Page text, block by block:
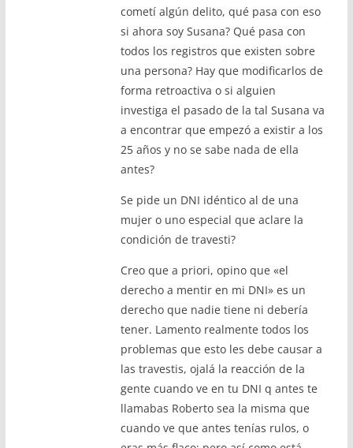
cometí algún delito, qué pasa con eso
si ahora soy Susana? Qué pasa con
todos los registros que existen sobre
una persona? Hay que modificarlos de
forma retroactiva o si alguien
investiga el pasado de la tal Susana va
a encontrar que empezó a existir a los
25 años y no se sabe nada de ella
antes?
Se pide un DNI idéntico al de una
mujer o uno especial que aclare la
condición de travesti?
Creo que a priori, opino que «el
derecho a mentir en mi DNI» es un
derecho que nadie tiene ni debería
tener. Lamento realmente todos los
problemas que esto les debe causar a
las travestis, ojalá la reacción de la
gente cuando ve en tu DNI q antes te
llamabas Roberto sea la misma que
cuando ve que antes tenías rulos, o